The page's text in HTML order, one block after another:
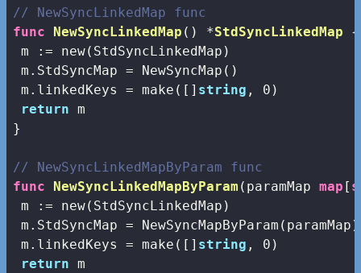
// NewSyncLinkedMap func
func
NewSyncLinkedMap () *StdSyncLinkedMap {
m := new(StdSyncLinkedMap)
m.StdSyncMap = NewSyncMap()
m.linkedKeys = make ([] string , 0 )
return m
}
// NewSyncLinkedMapByParam func
func
NewSyncLinkedMapByParam (paramMap map [
m := new(StdSyncLinkedMap)
m.StdSyncMap = NewSyncMapByParam(paramMap)
m.linkedKeys = make ([] string , 0 )
return m